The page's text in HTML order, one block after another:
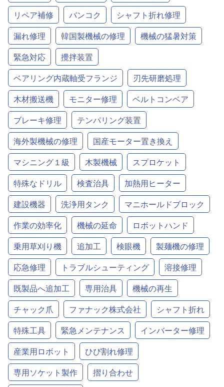
リペア補修
バンコク
シャフト折れ修理
漏れ修理
韓国製機械の修理
機械の猛暑対策
緊急対応
攪拌装置
ベアリング内蔵軸受フランジ
刃先研磨処理
木材搬送機
モニター修理
ベルトコンベア
ブレーキ修理
テンパリング装置
海外製機械の修理
国産モーター置き換え
マシニング１級
木製機械
スプロケット
特殊なドリル
検査治具
加熱用ヒーター
建設機器
洗浄用タンク
マニホールドブロック
作業の効率化
機械の延命
ロボットハンド
乗用草刈り機
追加工 検眼機
製麺機の修理
応急修理
トラブルシューティング
溶接修理
既製品へ追加工
専用治具
機械の再生
チャック爪
ファナック株式会社
シャフト折れ
特殊工具
緊急メンテナンス
インバーター修理
産業用ロボット
ひび割れ修理
専用ソケット製作
摺り合わせ